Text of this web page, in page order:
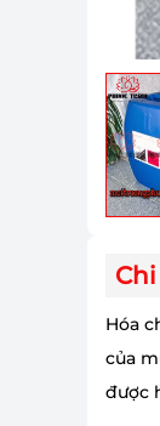
Hóa
của
được